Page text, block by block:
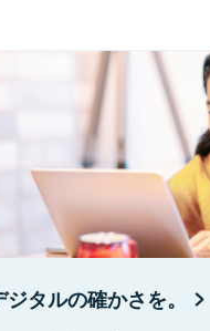
タルの確かさを。